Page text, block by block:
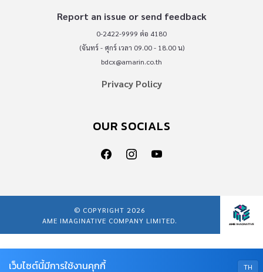
Report an issue or send feedback
0-2422-9999 ต่อ 4180
(จันทร์ - ศุกร์ เวลา 09.00 - 18.00 น)
bdcx@amarin.co.th
Privacy Policy
OUR SOCIALS
© COPYRIGHT 2026
AME IMAGINATIVE COMPANY LIMITED.
TH
เว็บไซต์นี้มีการใช้งานคุกกี้